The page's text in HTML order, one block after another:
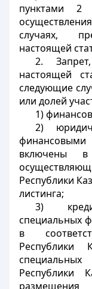
пунктами
случаях,
настоящей
2.
настоящей
следующие
или долей
1)
2)
финансовыми
включены
Республики
листинга;
3)
специальных
в
Республики
Республики